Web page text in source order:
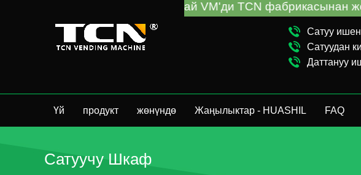
Сатуу
Сатуудан
Даттануу
Үй продукт жөнүндө Жаңылыктар - HUASHIL FAQ
Сатуучу Шкаф
TCN Кытай VM'ди TCN фабрикасынан же жергиликтүү